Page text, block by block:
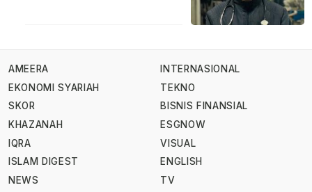
AMEERA
EKONOMI SYARIAH
SKOR
KHAZANAH
IQRA
ISLAM DIGEST
NEWS
INTERNASIONAL
TEKNO
BISNIS FINANSIAL
ESGNOW
VISUAL
ENGLISH
TV